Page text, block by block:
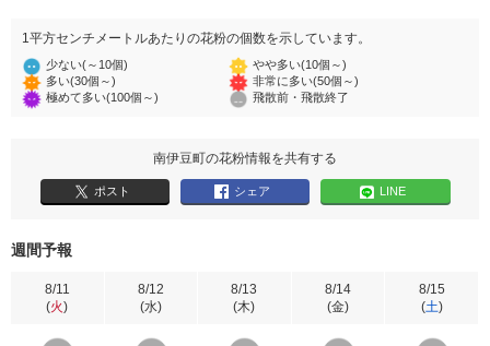
1平方センチメートルあたりの花粉の個数を示しています。
少ない(～10個)
やや多い(10個～)
多い(30個～)
非常に多い(50個～)
極めて多い(100個～)
飛散前・飛散終了
南伊豆町の花粉情報を共有する
ポスト シェア LINE
週間予報
8/11
(火)
8/12
(水)
8/13
(木)
8/14
(金)
8/15
(土)